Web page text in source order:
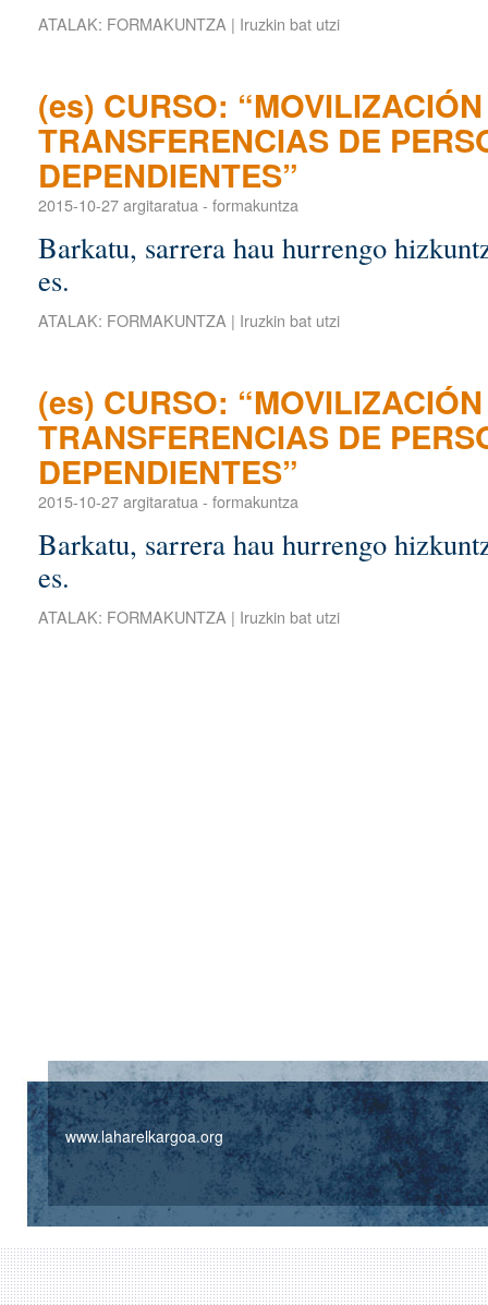
ATALAK: FORMAKUNTZA | Iruzkin bat utzi
(es) CURSO:
TRANSFERENCIAS DE
DEPENDIENTES”
2015-10-27argitaratua - formakuntza
Barkatu, sarrera hau hurrengo
es.
ATALAK: FORMAKUNTZA | Iruzkin bat utzi
(es) CURSO:
TRANSFERENCIAS DE
DEPENDIENTES”
2015-10-27argitaratua - formakuntza
Barkatu, sarrera hau hurrengo
es.
ATALAK: FORMAKUNTZA | Iruzkin bat utzi
www.laharelkargoa.org